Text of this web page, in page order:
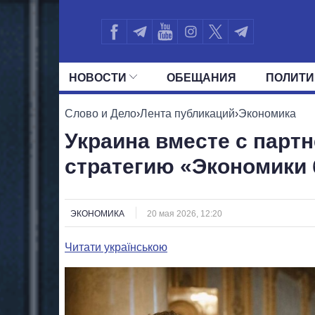
НОВОСТИ ОБЕЩАНИЯ
ВСЕ ПОЛИТИКИ ПРЕЗИДЕНТ И
Слово и Дело›Лента публикаций›Экономика
Украина вместе с
стратегию «Экономики
ЭКОНОМИКА 20 мая 2026, 12:20
Читати українською